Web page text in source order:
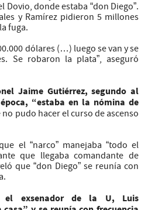
Dovio, donde estaba “don Diego”.
y Ramírez pidieron 5 millones
fuga.
dólares (…) luego se van y se
Se robaron la plata”, aseguró
Jaime Gutiérrez, segundo al
“estaba en la nómina de
no pudo hacer el curso de ascenso
el “narco” manejaba “todo el
que llegaba comandante de
que “don Diego” se reunía con
el exsenador de la U, Luis